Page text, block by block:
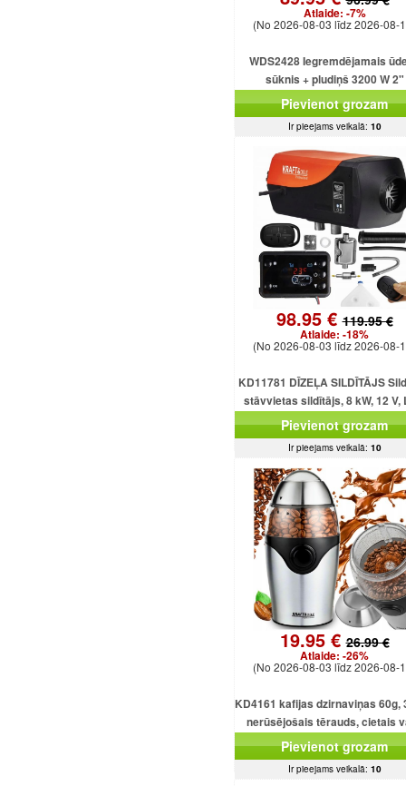
Atlaide: -7%
(No 2026-08-03 līdz 2026-08-
WDS2428 Iegremdējamais
sūknis + pludiņš 3200 W 2"
Pievienot grozam
Ir pieejams veikalā: 10
98.95 €119.95 €
Atlaide: -18%
(No 2026-08-03 līdz 2026-08-
KD11781 DĪZEĻA SILDĪTĀJS
stāvvietas sildītājs, 8 kW, 12 V,
displejs, tīmekļa pārlūkpr
Pievienot grozam
Ir pieejams veikalā: 10
19.95 €26.99 €
Atlaide: -26%
(No 2026-08-03 līdz 2026-08-
KD4161 kafijas dzirnaviņas 60g,
nerūsējošais tērauds, cietais
motors
Pievienot grozam
Ir pieejams veikalā: 10